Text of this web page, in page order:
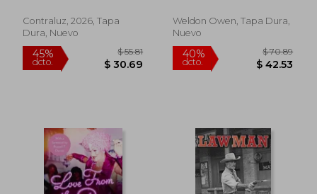
Contraluz, 2026, Tapa
Dura, Nuevo
Weldon Owen, Tapa Dura,
Nuevo